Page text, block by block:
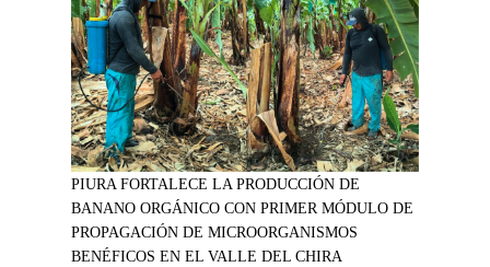
PIURA FORTALECE LA PRODUCCIÓN DE
BANANO ORGÁNICO CON PRIMER MÓDULO DE
PROPAGACIÓN DE MICROORGANISMOS
BENÉFICOS EN EL VALLE DEL CHIRA